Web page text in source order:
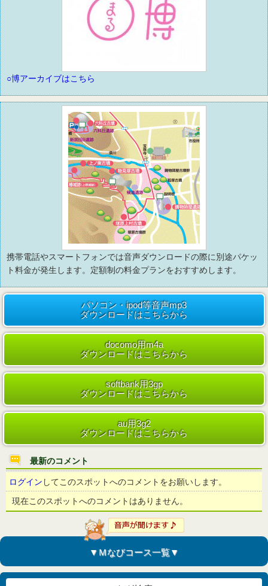
○博アーカイブはこちら
携帯電話やスマートフォンでは音声ダウンロードの際に別途パケッ
ト料金が発生します。定額制の料金プランをおすすめします。
パソコン・ipod等音声mp3
ダウンロードはこちらから
docomo用m4a
ダウンロードはこちらから
softbank用3gp
ダウンロードはこちらから
au用3g2
ダウンロードはこちらから
最新のコメント
ログイン してこのスポットへのコメントをお願いします。
現在このスポットへのコメントはありません。
▼Ｍなびコース一覧▼